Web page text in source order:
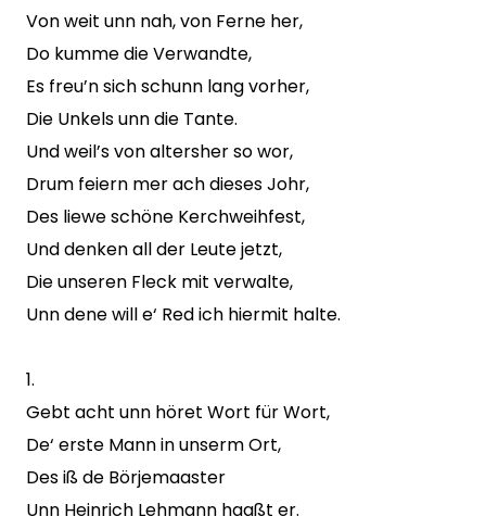
Von weit unn nah, von Ferne her,
Do kumme die Verwandte,
Es freu’n sich schunn lang vorher,
Die Unkels unn die Tante.
Und weil’s von altersher so wor,
Drum feiern mer ach dieses Johr,
Des liewe schöne Kerchweihfest,
Und denken all der Leute jetzt,
Die unseren Fleck mit verwalte,
Unn dene will e‘ Red ich hiermit halte.
1.
Gebt acht unn höret Wort für Wort,
De‘ erste Mann in unserm Ort,
Des iß de Börjemaaster
Unn Heinrich Lehmann haaßt er.